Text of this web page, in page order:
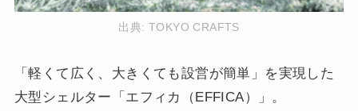
出典: TOKYO CRAFTS
「軽くて広く、大きくても設営が簡単」を実現した
大型シェルター「エフィカ（EFFICA）」。